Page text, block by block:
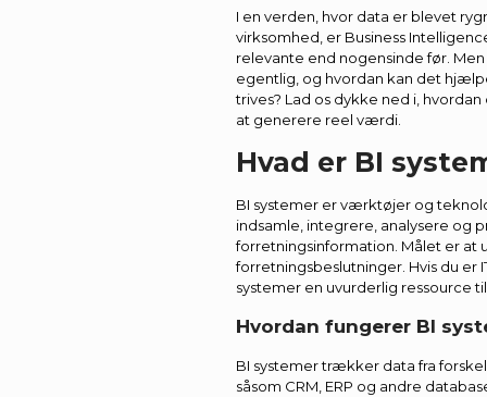
I en verden, hvor data er blevet
virksomhed, er Business
relevante end nogensinde før.
egentlig, og hvordan kan det
trives? Lad os dykke ned i,
at generere reel værdi.
Hvad er BI
BI systemer er værktøjer og
indsamle, integrere, analysere og
forretningsinformation. Målet er at
forretningsbeslutninger. Hvis du er
systemer en uvurderlig ressource
Hvordan fungerer BI
BI systemer trækker data fra
såsom CRM, ERP og andre